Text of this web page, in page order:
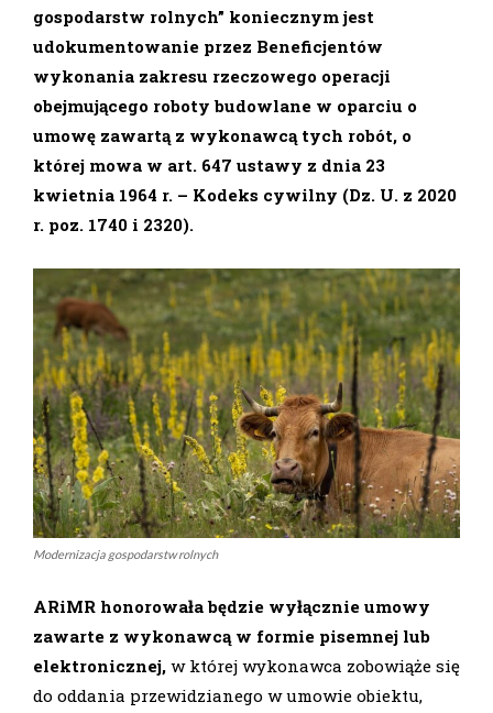
gospodarstw rolnych” koniecznym jest
udokumentowanie przez Beneficjentów
wykonania zakresu rzeczowego operacji
obejmującego roboty budowlane w oparciu o
umowę zawartą z wykonawcą tych robót, o
której mowa w art. 647 ustawy z dnia 23
kwietnia 1964 r. – Kodeks cywilny (Dz. U. z 2020
r. poz. 1740 i 2320).
Modernizacja gospodarstw rolnych
ARiMR honorowała będzie wyłącznie umowy
zawarte z wykonawcą w formie pisemnej lub
elektronicznej, w której wykonawca zobowiąże się
do oddania przewidzianego w umowie obiektu,